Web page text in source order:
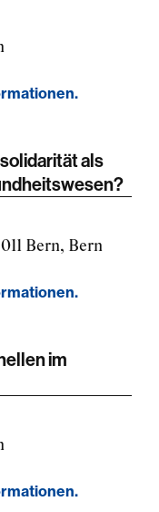
als
Bern, Bern
im